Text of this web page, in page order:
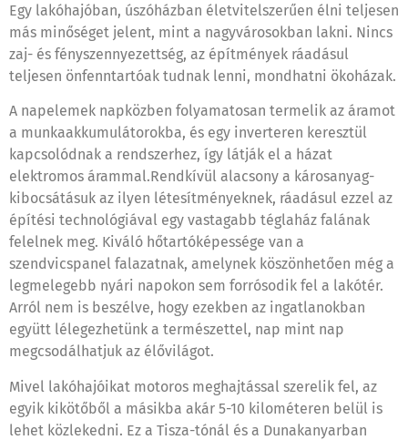
Egy lakóhajóban, úszóházban életvitelszerűen élni teljesen
más minőséget jelent, mint a nagyvárosokban lakni. Nincs
zaj- és fényszennyezettség, az építmények ráadásul
teljesen önfenntartóak tudnak lenni, mondhatni ökoházak.
A napelemek napközben folyamatosan termelik az áramot
a munkaakkumulátorokba, és egy inverteren keresztül
kapcsolódnak a rendszerhez, így látják el a házat
elektromos árammal.Rendkívül alacsony a károsanyag-
kibocsátásuk az ilyen létesítményeknek, ráadásul ezzel az
építési technológiával egy vastagabb téglaház falának
felelnek meg. Kiváló hőtartóképessége van a
szendvicspanel falazatnak, amelynek köszönhetően még a
legmelegebb nyári napokon sem forrósodik fel a lakótér.
Arról nem is beszélve, hogy ezekben az ingatlanokban
együtt lélegezhetünk a természettel, nap mint nap
megcsodálhatjuk az élővilágot.
Mivel lakóhajóikat motoros meghajtással szerelik fel, az
egyik kikötőből a másikba akár 5-10 kilométeren belül is
lehet közlekedni. Ez a Tisza-tónál és a Dunakanyarban